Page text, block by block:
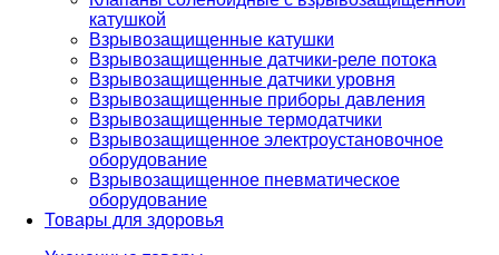
катушкой
Взрывозащищенные катушки
Взрывозащищенные датчики-реле потока
Взрывозащищенные датчики уровня
Взрывозащищенные приборы давления
Взрывозащищенные термодатчики
Взрывозащищенное электроустановочное
оборудование
Взрывозащищенное пневматическое
оборудование
Товары для здоровья